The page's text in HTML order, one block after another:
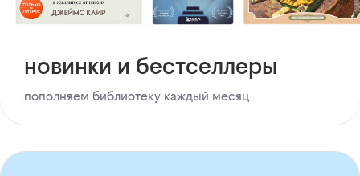
новинки и бестселлеры
пополняем библиотеку каждый месяц